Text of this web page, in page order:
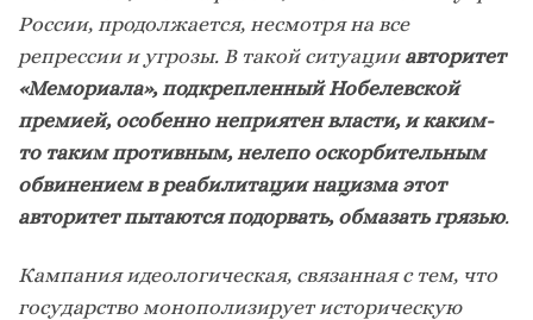
России, продолжается, несмотря на все
репрессии и угрозы. В такой ситуации авторитет
«Мемориала», подкрепленный Нобелевской
премией, особенно неприятен власти, и каким-
то таким противным, нелепо оскорбительным
обвинением в реабилитации нацизма этот
авторитет пытаются подорвать, обмазать грязью.
Кампания идеологическая, связанная с тем, что
государство монополизирует историческую